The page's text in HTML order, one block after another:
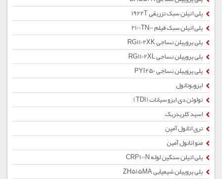
پلی اتیلن سبک تزریقی 1922T
پلی اتیلن سبک فیلم 2100TN00
پلی پروپیلن نساجی RG1102XK
پلی پروپیلن نساجی RG1102XL
پلی پروپیلن نساجی PYI250
ایزوبوتانول
تولوئن دی ایزو سیانات (TDI)
اسید کلریدریک
تری اتانول آمین
منو اتانول آمین
پلی اتیلن سنگین لوله CRP100N
پلی پروپیلن شیمیایی ZH515MA